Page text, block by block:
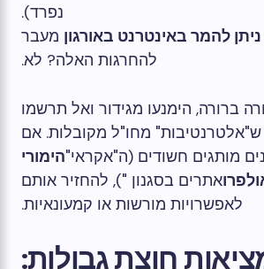
נפרד).
להמר באינטרנט באורגון מעבר
להחרגות האלה? לא.
ברורה, הימנעו מגידור ואל תרשמו
מחו"ל מקובלות. אם
מותגים חשודים (ה"אקראי"הימורי
אתרים בסגנון "), להחזיר אותם
לאפשרויות מורשות או קמעונאיות.
חוצת גבולות: